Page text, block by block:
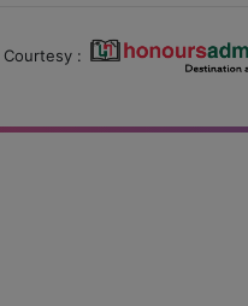
Courtesy :